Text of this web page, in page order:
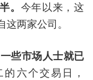
。 今年以来，这
两家公司。
些市场人士就已
六个交易日，